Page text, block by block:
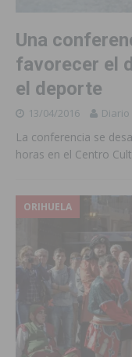
Una
favorecer el
el deporte
13/04/2016
La conferencia se
horas en el Centro
ORIHUELA